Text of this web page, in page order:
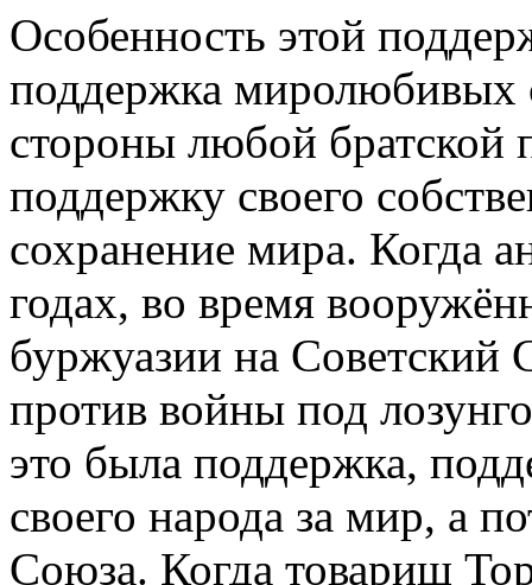
Особенность этой
поддержка миролюбивых
стороны любой братской
поддержку своего
сохранение мира. Когда
годах, во время
буржуазии на Советский
против войны под
это была поддержка,
своего народа за мир, а
Союза. Когда товарищ